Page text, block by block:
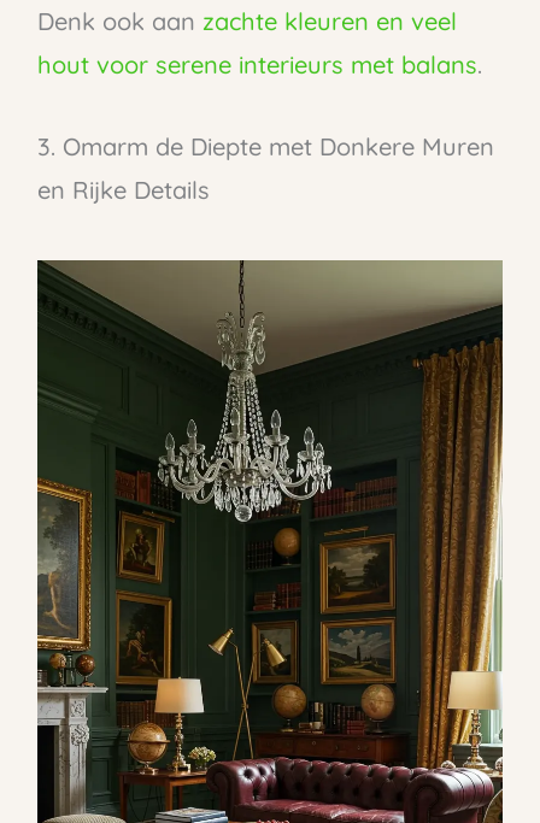
Denk ook aan zachte kleuren en veel
hout voor serene interieurs met balans.
3. Omarm de Diepte met Donkere Muren
en Rijke Details